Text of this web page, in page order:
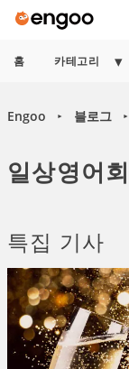
홈 카테고리
Engoo ► 블로그 ►
일상영어
특집 기사